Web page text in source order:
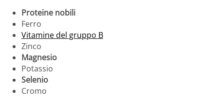
Proteine nobili
Ferro
Vitamine del gruppo B
Zinco
Magnesio
Potassio
Selenio
Cromo